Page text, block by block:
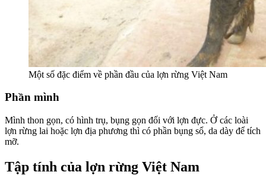
Một số đặc điểm về phần đầu của lợn rừng Việt Nam
Phần mình
Mình thon gọn, có hình trụ, bụng gọn đối với lợn đực. Ở các loài
lợn rừng lai hoặc lợn địa phương thì có phần bụng sổ, da dày để tích
mỡ.
Tập tính của lợn rừng Việt Nam